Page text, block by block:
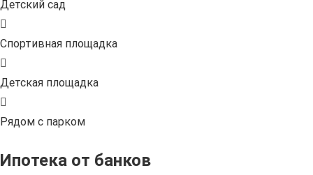
Детский сад
Спортивная площадка
Детская площадка
Рядом с парком
Ипотека от банков